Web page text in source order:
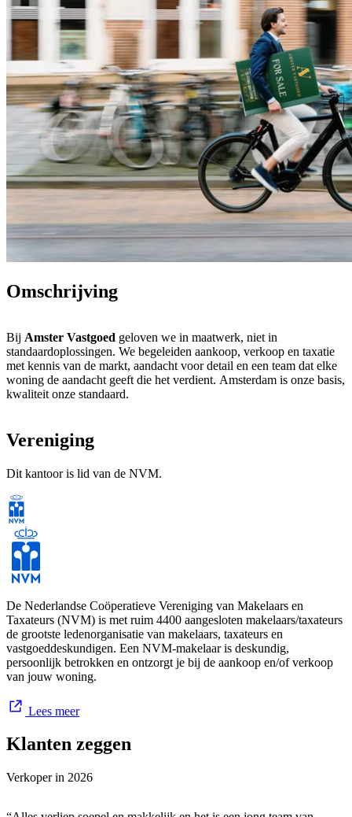
Omschrijving
Bij Amster Vastgoed geloven we in maatwerk, niet in
standaardoplossingen. We begeleiden aankoop, verkoop en taxatie
met kennis van de markt, aandacht voor detail en een team dat elke
woning de aandacht geeft die het verdient. Amsterdam is onze basis,
kwaliteit onze standaard.
Vereniging
Dit kantoor is lid van de NVM.
De Nederlandse Coöperatieve Vereniging van Makelaars en
Taxateurs (NVM) is met ruim 4400 aangesloten makelaars/taxateurs
de grootste ledenorganisatie van makelaars, taxateurs en
vastgoeddeskundigen. Een NVM-makelaar is deskundig,
persoonlijk betrokken en ontzorgt je bij de aankoop en/of verkoop
van jouw woning.
Lees meer
Klanten zeggen
Verkoper in 2026